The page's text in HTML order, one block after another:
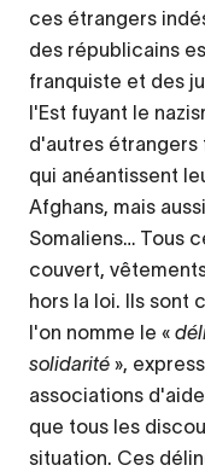
ces étrangers
des républicains
franquiste et des
l'Est fuyant le
d'autres étrangers
qui anéantissent
Afghans, mais
Somaliens… Tous
couvert,
hors la loi. Ils sont
l'on nomme le «
solidarité »,
associations
que tous les
situation. Ces